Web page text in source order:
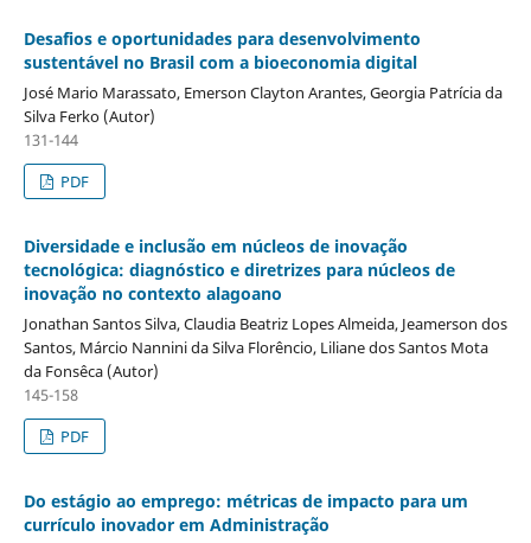
Desafios e oportunidades para desenvolvimento
sustentável no Brasil com a bioeconomia digital
José Mario Marassato, Emerson Clayton Arantes, Georgia Patrícia da
Silva Ferko (Autor)
131-144
PDF
Diversidade e inclusão em núcleos de inovação
tecnológica: diagnóstico e diretrizes para núcleos de
inovação no contexto alagoano
Jonathan Santos Silva, Claudia Beatriz Lopes Almeida, Jeamerson dos
Santos, Márcio Nannini da Silva Florêncio, Liliane dos Santos Mota
da Fonsêca (Autor)
145-158
PDF
Do estágio ao emprego: métricas de impacto para um
currículo inovador em Administração